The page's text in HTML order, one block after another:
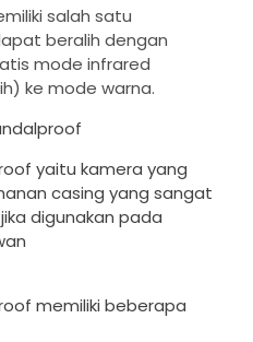
salah satu
beralih dengan
mode infrared
ke mode warna.
yaitu kamera yang
casing yang sangat
digunakan pada
memiliki beberapa